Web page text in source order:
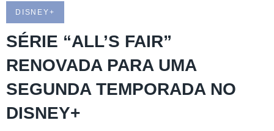
DISNEY+
SÉRIE “ALL’S FAIR”
RENOVADA PARA UMA
SEGUNDA TEMPORADA NO
DISNEY+